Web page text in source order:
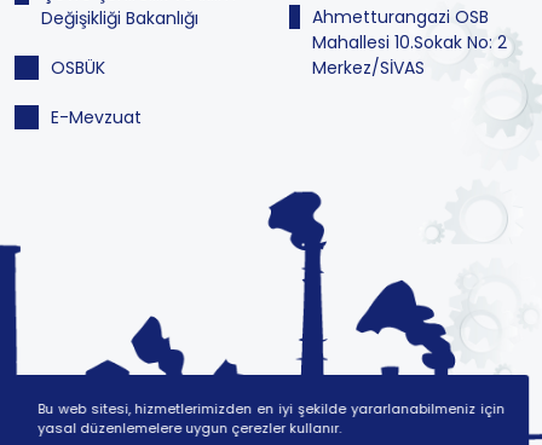
Değişikliği Bakanlığı
OSBÜK
E-Mevzuat
Ahmetturangazi OSB
Mahallesi 10.Sokak No: 2
Merkez/SİVAS
Bu web sitesi, hizmetlerimizden en iyi şekilde yararlanabilmeniz için
yasal düzenlemelere uygun çerezler kullanır.